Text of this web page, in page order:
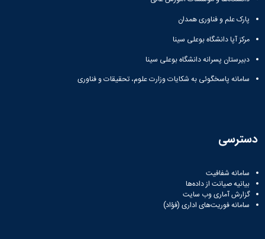
پارک علم و فناوری همدان
مرکز آپا دانشگاه بوعلی سینا
دبیرستان پسرانه دانشگاه بوعلی سینا
سامانه پاسخگوئی به شکایات وزارت علوم، تحقیقات و فناوری
دسترسی
سامانه شفافیت
بیانیه صیانت از داده‌ها
گزارش آماری وب‌ سایت
سامانه فوریت‌های اداری (فؤاد)